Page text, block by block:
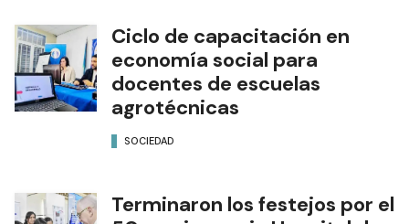
Ciclo de capacitación en
economía social para
docentes de escuelas
agrotécnicas
SOCIEDAD
Terminaron los festejos por el